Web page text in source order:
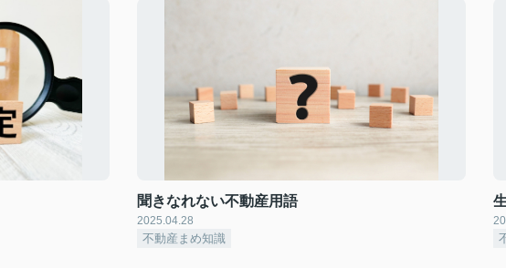
聞きなれない不動産用語
2025.04.28
不動産まめ知識